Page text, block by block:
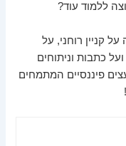
ללמוד עוד?
קניין רוחני, על
כתבות וניתוחים
פיננסיים המתמחים